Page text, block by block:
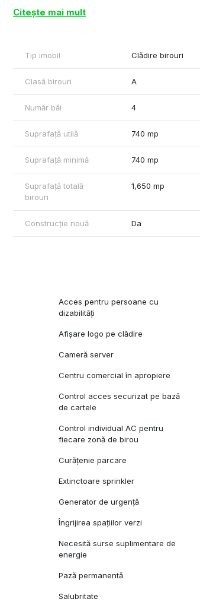
- Compartimentare – open space, grupuri
- Acces transport in comun - 50 m distanta
Cu respect,
Rares Feraru – Commercial Real Estate
Plus Imo
Tel: +40790070077
Citește mai mult
Tip imobil Clădire birouri
Clasă birouri A
Număr băi 4
Suprafață utilă 740 mp
Suprafață minimă 740 mp
Suprafață totală
birouri
1,650 mp
Construcție nouă Da
Acces pentru persoane cu
dizabilități
Afișare logo pe clădire
Cameră server
Centru comercial în apropiere
Control acces securizat pe bază
de cartele
Control individual AC pentru
fiecare zonă de birou
Curățenie parcare
Extinctoare sprinkler
Generator de urgență
Îngrijirea spațiilor verzi
Necesită surse suplimentare de
energie
Pază permanentă
Salubritate